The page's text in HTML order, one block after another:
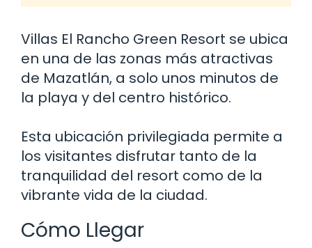
Villas El Rancho Green Resort se ubica
en una de las zonas más atractivas
de Mazatlán, a solo unos minutos de
la playa y del centro histórico.
Esta ubicación privilegiada permite a
los visitantes disfrutar tanto de la
tranquilidad del resort como de la
vibrante vida de la ciudad.
Cómo Llegar